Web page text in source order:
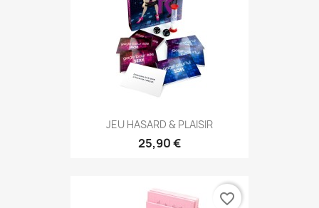
JEU HASARD & PLAISIR
25,90 €
favorite_border